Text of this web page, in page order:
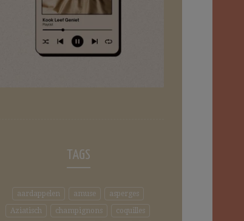
TAGS
aardappelen amuse
asperges
Aziatisch
champignons
coquilles